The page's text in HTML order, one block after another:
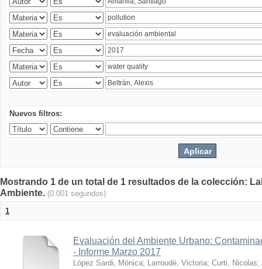
Nuevos filtros:
Mostrando 1 de un total de 1 resultados de la colección:
Ambiente. (0.001 segundos)
1
Evaluación del Ambiente Urbano:
- Informe Marzo 2017
López Sardi, Mónica; Larroudé, Victoria; Curti, Nicolas;